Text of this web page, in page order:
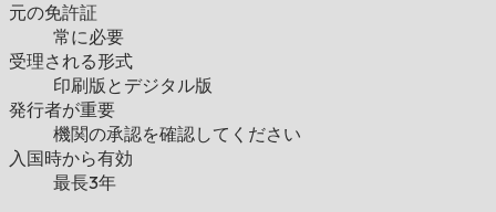
元の免許証
常に必要
受理される形式
印刷版とデジタル版
発行者が重要
機関の承認を確認してください
入国時から有効
最長3年